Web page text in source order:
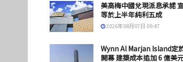
美高梅中國兌現派息承諾
等於上半年純利五成
2026年08月07日 09:47
Wynn Al Marjan Island定
開幕 建築成本追加 6 億美